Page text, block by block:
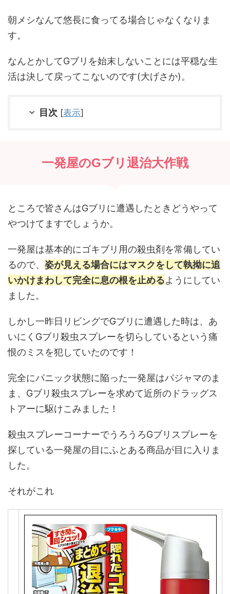
朝メシなんて悠長に食ってる場合じゃなくなりま
す。
なんとかしてGブリを始末しないことには平穏な生
活は決して戻ってこないのです(大げさか)。
目次 [表示]
一発屋のGブリ退治大作戦
ところで皆さんはGブリに遭遇したときどうやって
やつけてますでしょうか。
一発屋は基本的にゴキブリ用の殺虫剤を常備してい
るので、 姿が見える場合にはマスクをして執拗に追
いかけまわして完全に息の根を止めるようにしてい
ました。
しかし一昨日リビングでGブリに遭遇した時は、あ
いにくGブリ殺虫スプレーを切らしているという痛
恨のミスを犯していたのです！
完全にパニック状態に陥った一発屋はパジャマのま
ま、Gブリ殺虫スプレーを求めて近所のドラッグス
トアーに駆けこみました！
殺虫スプレーコーナーでうろうろGブリスプレーを
探している一発屋の目にふとある商品が目に入りま
した。
それがこれ